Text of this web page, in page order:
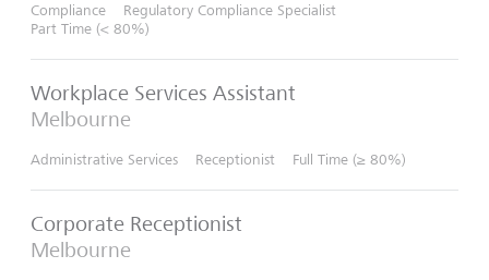
Compliance
Regulatory Compliance Specialist
Part Time (< 80%)
Workplace Services Assistant
Melbourne
Administrative Services Receptionist Full Time (≥ 80%)
Corporate Receptionist
Melbourne